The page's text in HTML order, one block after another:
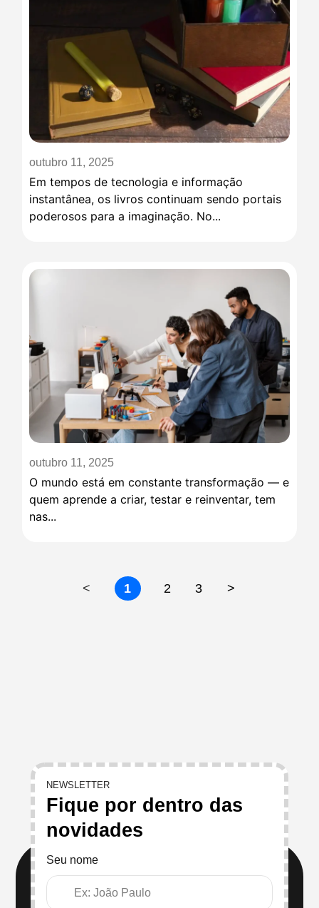
outubro 11, 2025
Em tempos de tecnologia e informação
instantânea, os livros continuam sendo portais
poderosos para a imaginação. No...
outubro 11, 2025
O mundo está em constante transformação — e
quem aprende a criar, testar e reinventar, tem
nas...
< 1 2 3 >
NEWSLETTER
Fique por dentro das
novidades
Seu nome